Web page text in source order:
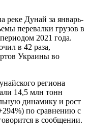
реке Дунай за январь-
перевалки грузов в
2021 года.
в 42 раза,
Украины во
региона
14,5 млн тонн
динамику и рост
по сравнению с
в сообщении.